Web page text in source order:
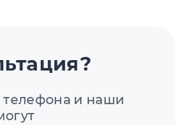
телефона и наши